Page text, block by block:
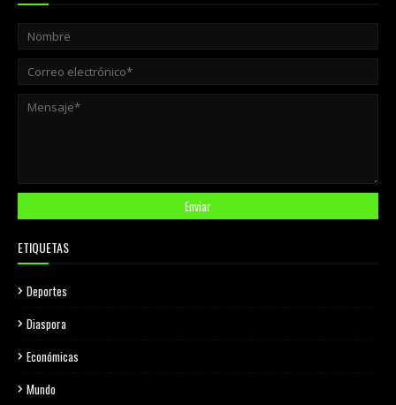
ETIQUETAS
Deportes
Diaspora
Económicas
Mundo